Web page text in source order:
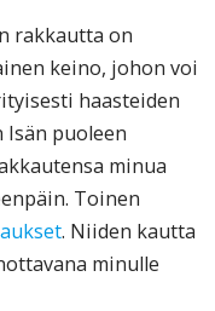
rakkautta on
keino, johon voi
haasteiden
Isän puoleen
minua
Toinen
. Niiden kautta
minulle